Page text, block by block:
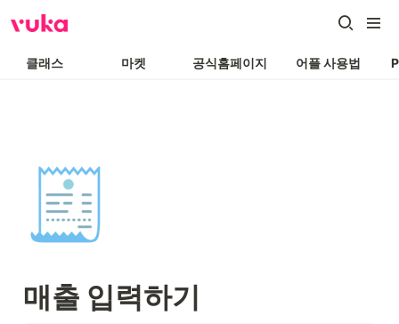
클래스 마켓 공식홈페이지 어플 사용법
🧾
매출 입력하기